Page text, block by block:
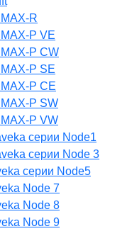
R
P VE
P CW
P SE
P CE
P SW
P VW
серии Node1
серии Node 3
серии Node5
Node 7
Node 8
Node 9